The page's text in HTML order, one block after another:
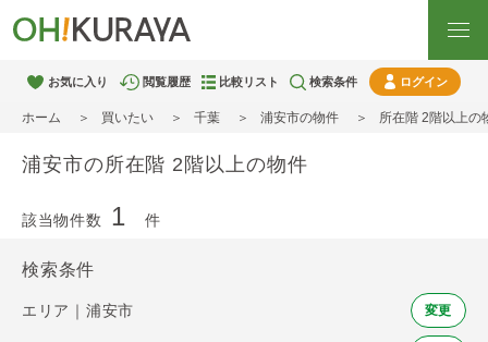
お気に入り 閲覧履歴 比較リスト 検索条件 ログイン
ホーム 買いたい 千葉 浦安市の物件 所在階 2階以上の
浦安市の所在階 2階以上の物件
該当物件数 1 件
検索条件
エリア｜浦安市 変更